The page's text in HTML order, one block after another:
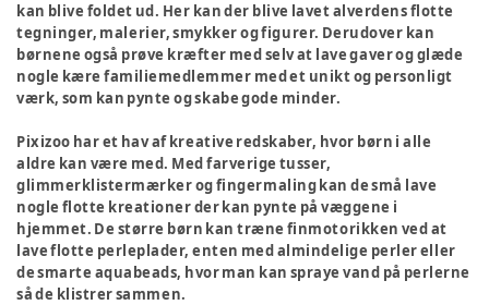
kan blive foldet ud. Her kan der blive lavet alverdens flotte
tegninger, malerier, smykker og figurer. Derudover kan
børnene også prøve kræfter med selv at lave gaver og glæde
nogle kære familiemedlemmer med et unikt og personligt
værk, som kan pynte og skabe gode minder.
Pixizoo har et hav af kreative redskaber, hvor børn i alle
aldre kan være med. Med farverige tusser,
glimmerklistermærker og fingermaling kan de små lave
nogle flotte kreationer der kan pynte på væggene i
hjemmet. De større børn kan træne finmotorikken ved at
lave flotte perleplader, enten med almindelige perler eller
de smarte aquabeads, hvor man kan spraye vand på perlerne
så de klistrer sammen.